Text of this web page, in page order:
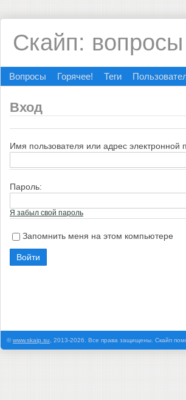
Скайп:
Вопросы Горячее! Теги
Вход
Имя пользователя или адрес электронной
Пароль:
Я забыл свой пароль
Запомнить меня на этом компьютере
©www.skaip.su , 2013-2026. Все права защищены. Скайп